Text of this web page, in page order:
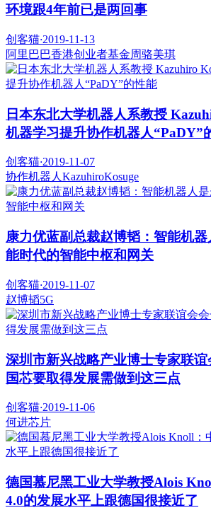
环境跟4年前已是两回事
创客猫·2019-11-13
阿里巴巴香港创业者基金周骆美琪
日本东北大学机器人系教授
机器学习提升协作机器人“PaDY”
创客猫·2019-11-07
协作机器人 KazuhiroKosuge
康力优蓝副总裁赵博韬：智能机
能时代的智能中枢和网关
创客猫·2019-11-07
赵博韬5G
深圳市新兴战略产业博士专家联
国芯要取得发展需做到这三点
创客猫·2019-11-06
何进芯片
德国慕尼黑工业大学教授Alois
4.0的发展水平上跟德国很接近了